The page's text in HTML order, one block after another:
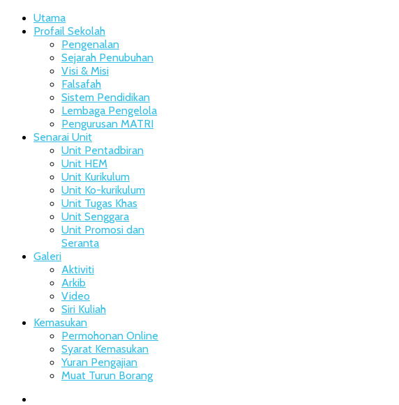
Utama
Profail Sekolah
Pengenalan
Sejarah Penubuhan
Visi & Misi
Falsafah
Sistem Pendidikan
Lembaga Pengelola
Pengurusan MATRI
Senarai Unit
Unit Pentadbiran
Unit HEM
Unit Kurikulum
Unit Ko-kurikulum
Unit Tugas Khas
Unit Senggara
Unit Promosi dan
Seranta
Galeri
Aktiviti
Arkib
Video
Siri Kuliah
Kemasukan
Permohonan Online
Syarat Kemasukan
Yuran Pengajian
Muat Turun Borang